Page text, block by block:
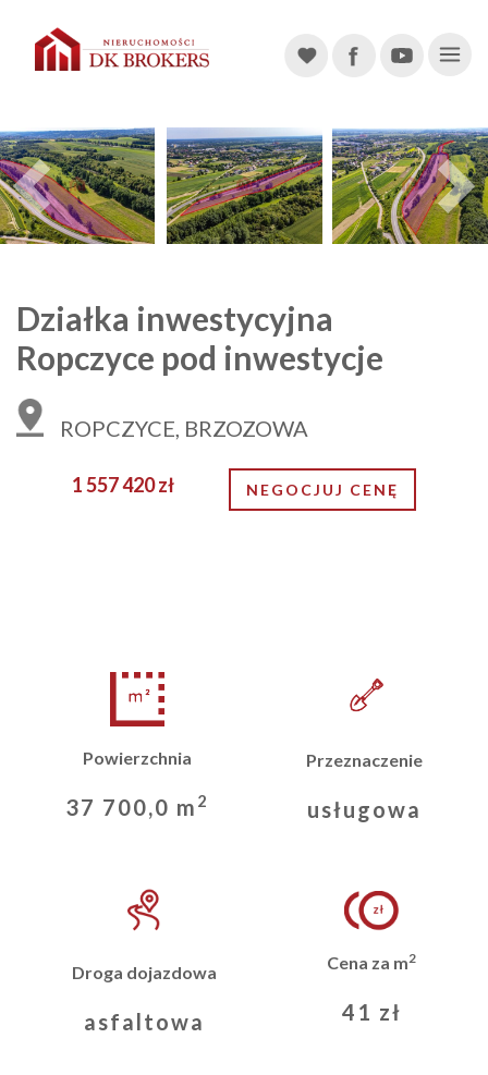
Main Navigation
Previous
Działka inwestycyjna
Ropczyce pod inwestycje
NEGOCJUJ CENĘ
1 557 420 zł
ROPCZYCE, BRZOZOWA
Powierzchnia
37 700,0 m 2
Przeznaczenie
usługowa
Droga dojazdowa
asfaltowa
Cena za m2
41 zł